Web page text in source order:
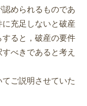
められるものであ
充足しないと破産
ると，破産の要件
べきであると考え
ご説明させていた